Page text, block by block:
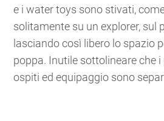
e i water toys sono stivati,
solitamente su un explorer, sul
lasciando così libero lo spazio
poppa. Inutile sottolineare che
ospiti ed equipaggio sono